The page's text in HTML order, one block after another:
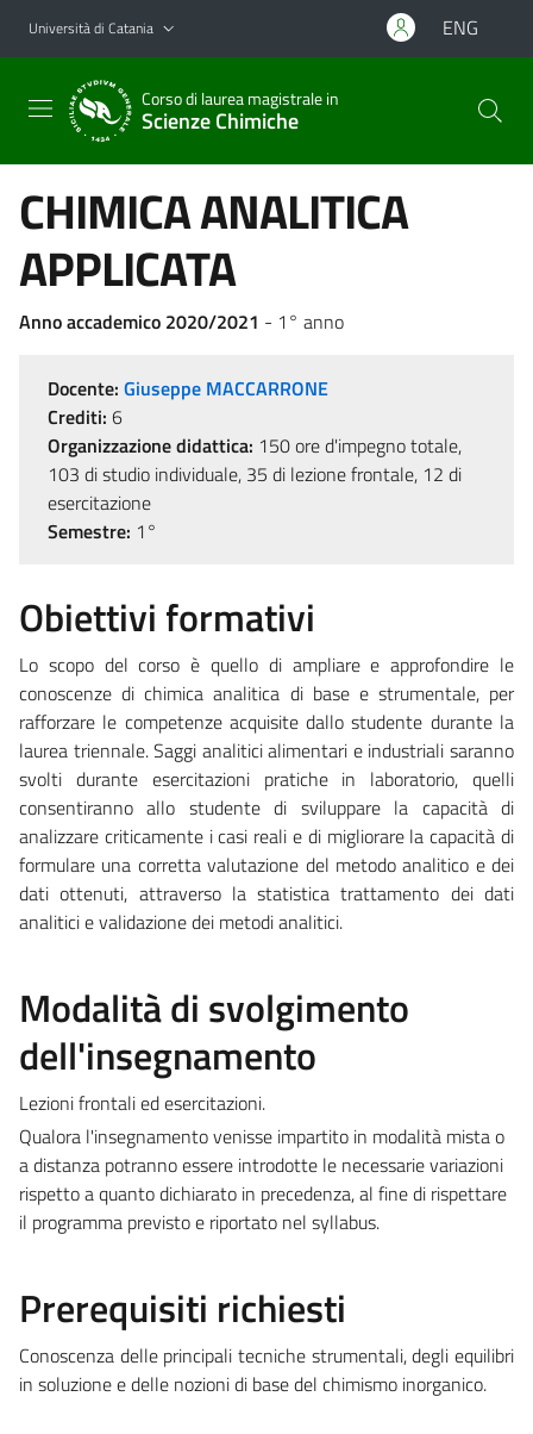
Vai al contenuto principale
Vai al menu di navigazione
Università di Catania ENG
Corso di laurea magistrale in
Scienze Chimiche
CHIMICA ANALITICA
APPLICATA
Anno accademico 2020/2021 - 1° anno
Docente: Giuseppe MACCARRONE
Crediti: 6
Organizzazione didattica: 150 ore d'impegno totale,
103 di studio individuale, 35 di lezione frontale, 12 di
esercitazione
Semestre: 1°
Obiettivi formativi
Lo scopo del corso è quello di ampliare e approfondire le
conoscenze di chimica analitica di base e strumentale, per
rafforzare le competenze acquisite dallo studente durante la
laurea triennale. Saggi analitici alimentari e industriali saranno
svolti durante esercitazioni pratiche in laboratorio, quelli
consentiranno allo studente di sviluppare la capacità di
analizzare criticamente i casi reali e di migliorare la capacità di
formulare una corretta valutazione del metodo analitico e dei
dati ottenuti, attraverso la statistica trattamento dei dati
analitici e validazione dei metodi analitici.
Modalità di svolgimento
dell'insegnamento
Lezioni frontali ed esercitazioni.
Qualora l'insegnamento venisse impartito in modalità mista o
a distanza potranno essere introdotte le necessarie variazioni
rispetto a quanto dichiarato in precedenza, al fine di rispettare
il programma previsto e riportato nel syllabus.
Prerequisiti richiesti
Conoscenza delle principali tecniche strumentali, degli equilibri
in soluzione e delle nozioni di base del chimismo inorganico.